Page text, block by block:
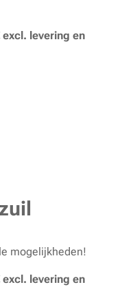
levering en
mogelijkheden!
levering en